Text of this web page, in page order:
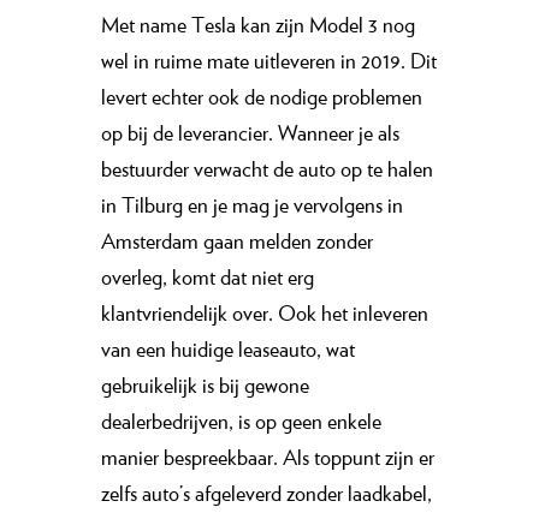
Met name Tesla kan zijn Model 3 nog
wel in ruime mate uitleveren in 2019. Dit
levert echter ook de nodige problemen
op bij de leverancier. Wanneer je als
bestuurder verwacht de auto op te halen
in Tilburg en je mag je vervolgens in
Amsterdam gaan melden zonder
overleg, komt dat niet erg
klantvriendelijk over. Ook het inleveren
van een huidige leaseauto, wat
gebruikelijk is bij gewone
dealerbedrijven, is op geen enkele
manier bespreekbaar. Als toppunt zijn er
zelfs auto’s afgeleverd zonder laadkabel,